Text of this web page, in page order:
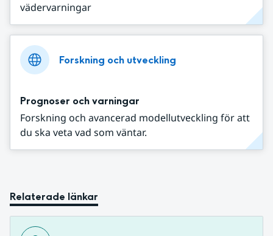
vädervarningar
Forskning och utveckling
Prognoser och varningar
Forskning och avancerad modellutveckling för att
du ska veta vad som väntar.
Relaterade länkar